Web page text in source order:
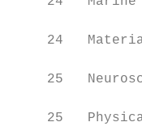
24
25
25